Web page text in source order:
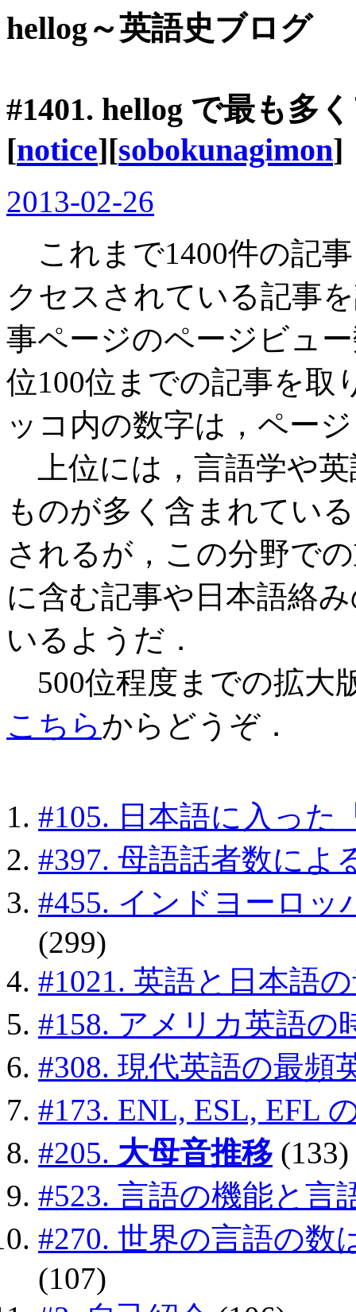
hellog～英語史ブログ
#1401. hellog で最も多
[notice][sobokunagimon]
2013-02-26
これまで1400件の記
クセスされている記事
事ページのページビュ
位100位までの記事を取
ッコ内の数字は，ペー
上位には，言語学や
ものが多く含まれてい
されるが，この分野で
に含む記事や日本語絡
いるようだ．
500位程度までの拡大
こちらからどうぞ．
#105. 日本語に入った
#397. 母語話者数によ
#455. インドヨーロッ
(299)
#1021. 英語と日本語
#158. アメリカ英語の
#308. 現代英語の最頻
#173. ENL, ESL, EFL
#205. 大母音推移 (133)
#523. 言語の機能と言
#270. 世界の言語の数
(107)